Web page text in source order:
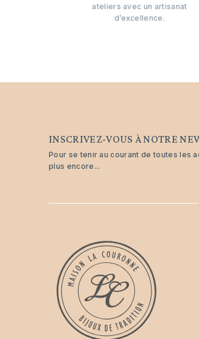
ateliers avec un artisanat
d’excellence.
INSCRIVEZ-VOUS À NOTRE
Pour se tenir au courant de toutes les
plus encore...